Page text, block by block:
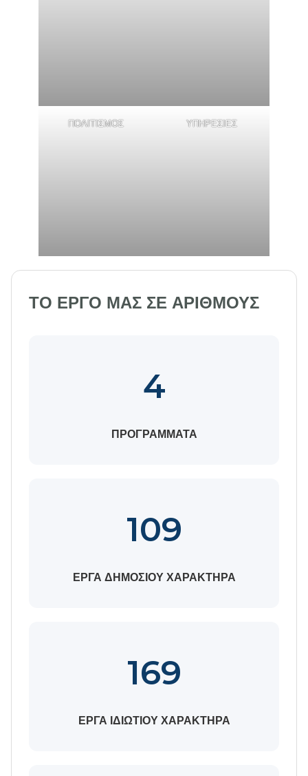
ΠΟΛΙΤΙΣΜΟΣ ΥΠΗΡΕΣΙΕΣ
ΤΟ ΕΡΓΟ ΜΑΣ ΣΕ ΑΡΙΘΜΟΥΣ
4
ΠΡΟΓΡΑΜΜΑΤΑ
109
ΕΡΓΑ ΔΗΜΟΣΙΟΥ ΧΑΡΑΚΤΗΡΑ
169
ΕΡΓΑ ΙΔΙΩΤΙΟΥ ΧΑΡΑΚΤΗΡΑ